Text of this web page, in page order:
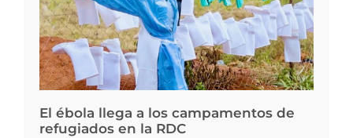
El ébola llega a los campamentos de
refugiados en la RDC